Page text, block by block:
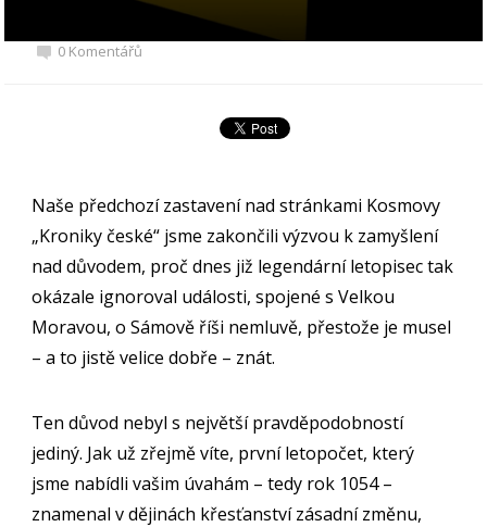
0 Komentářů
Naše předchozí zastavení nad stránkami Kosmovy
„Kroniky české“ jsme zakončili výzvou k zamyšlení
nad důvodem, proč dnes již legendární letopisec tak
okázale ignoroval události, spojené s Velkou
Moravou, o Sámově říši nemluvě, přestože je musel
– a to jistě velice dobře – znát.
Ten důvod nebyl s největší pravděpodobností
jediný. Jak už zřejmě víte, první letopočet, který
jsme nabídli vašim úvahám – tedy rok 1054 –
znamenal v dějinách křesťanství zásadní změnu,